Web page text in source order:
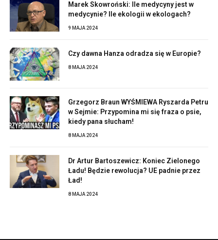
Marek Skowroński: Ile medycyny jest w
medycynie? Ile ekologii w ekologach?
9 MAJA 2024
Czy dawna Hanza odradza się w Europie?
8 MAJA 2024
Grzegorz Braun WYŚMIEWA Ryszarda Petru
w Sejmie: Przypomina mi się fraza o psie,
kiedy pana słucham!
8 MAJA 2024
Dr Artur Bartoszewicz: Koniec Zielonego
Ładu! Będzie rewolucja? UE padnie przez
Ład!
8 MAJA 2024